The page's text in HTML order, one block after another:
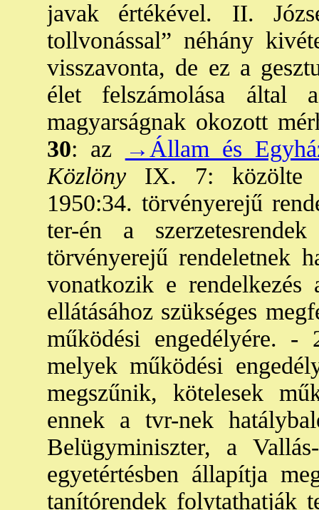
javak értékével. II.
tollvonással” néhány
visszavonta, de ez a
élet felszámolása által
magyarságnak okozott
30: az
→Állam és
Közlöny IX. 7: közölte
1950:34. törvényerejű
ter-én a
törvényerejű rendeletnek
vonatkozik e
ellátásához szükséges
működési engedélyére. -
melyek működési
megszűnik, kötelesek
ennek a tvr-nek
Belügyminiszter, a
egyetértésben állapítja
tanítórendek folytathatják